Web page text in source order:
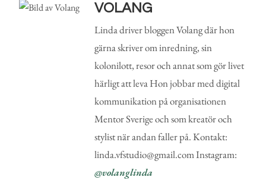
VOLANG
Linda driver bloggen Volang där hon
gärna skriver om inredning, sin
kolonilott, resor och annat som gör livet
härligt att leva Hon jobbar med digital
kommunikation på organisationen
Mentor Sverige och som kreatör och
stylist när andan faller på. Kontakt:
linda.vfstudio@gmail.com Instagram:
@volanglinda